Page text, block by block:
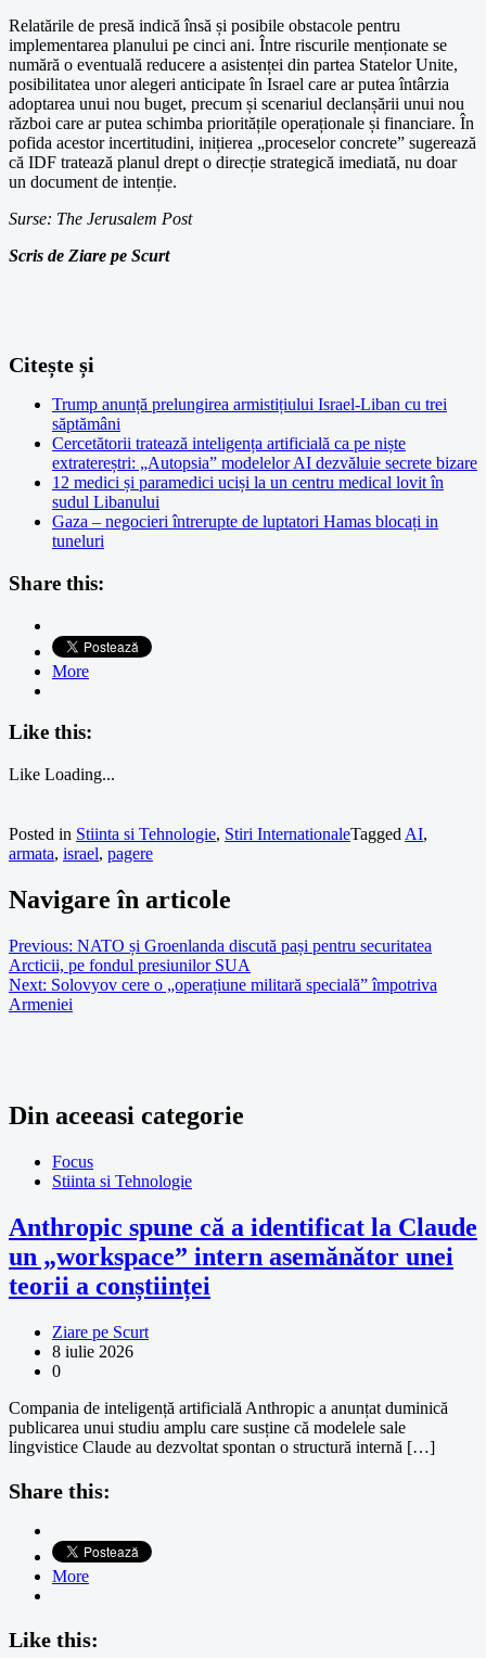
Relatările de presă indică însă și posibile obstacole pentru
implementarea planului pe cinci ani. Între riscurile menționate se
numără o eventuală reducere a asistenței din partea Statelor Unite,
posibilitatea unor alegeri anticipate în Israel care ar putea întârzia
adoptarea unui nou buget, precum și scenariul declanșării unui nou
război care ar putea schimba prioritățile operaționale și financiare. În
pofida acestor incertitudini, inițierea „proceselor concrete” sugerează
că IDF tratează planul drept o direcție strategică imediată, nu doar
un document de intenție.
Surse: The Jerusalem Post
Scris de Ziare pe Scurt
Citește și
Trump anunță prelungirea armistițiului Israel-Liban cu trei
săptămâni
Cercetătorii tratează inteligența artificială ca pe niște
extratereștri: „Autopsia” modelelor AI dezvăluie secrete bizare
12 medici și paramedici uciși la un centru medical lovit în
sudul Libanului
Gaza – negocieri întrerupte de luptatori Hamas blocați in
tuneluri
Share this:
More
Like this:
Like Loading...
Posted in Stiinta si Tehnologie, Stiri InternationaleTagged AI,
armata, israel, pagere
Navigare în articole
Previous: NATO și Groenlanda discută pași pentru securitatea
Arcticii, pe fondul presiunilor SUA
Next: Solovyov cere o „operațiune militară specială” împotriva
Armeniei
Din aceeasi categorie
Focus
Stiinta si Tehnologie
Anthropic spune că a identificat la Claude
un „workspace” intern asemănător unei
teorii a conștiinței
Ziare pe Scurt
8 iulie 2026
0
Compania de inteligență artificială Anthropic a anunțat duminică
publicarea unui studiu amplu care susține că modelele sale
lingvistice Claude au dezvoltat spontan o structură internă […]
Share this:
More
Like this: